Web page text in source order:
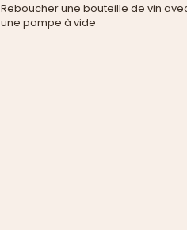
Reboucher une bouteille de vin
une pompe à vide